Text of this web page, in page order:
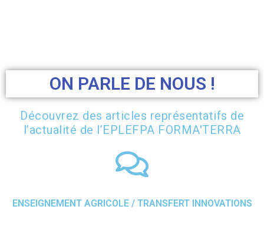
ON PARLE DE NOUS !
Découvrez des articles représentatifs de
l’actualité de l’EPLEFPA FORMA'TERRA
ENSEIGNEMENT AGRICOLE / TRANSFERT INNOVATIONS